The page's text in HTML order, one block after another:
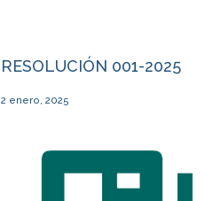
RESOLUCIÓN 001-2025
2 enero, 2025